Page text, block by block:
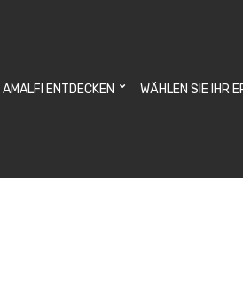
AMALFI ENTDECKEN WÄHLEN SIE IHR